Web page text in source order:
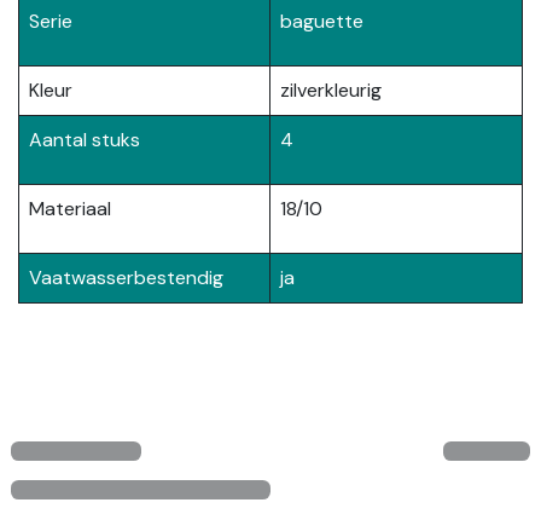
Serie baguette
Kleur
zilverkleurig
Aantal stuks
4
Materiaal 18/10
Vaatwasserbestendig ja